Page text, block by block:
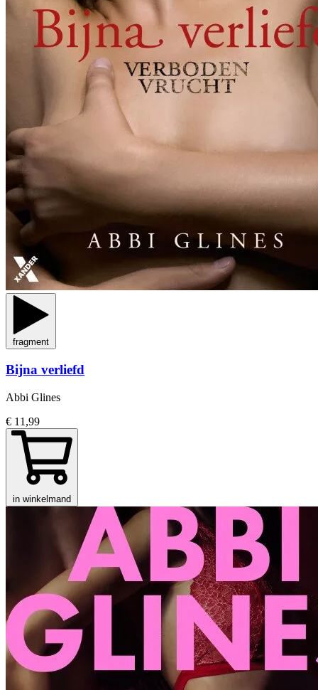
fragment
Bijna verliefd
Abbi Glines
€ 11,99
in winkelmand